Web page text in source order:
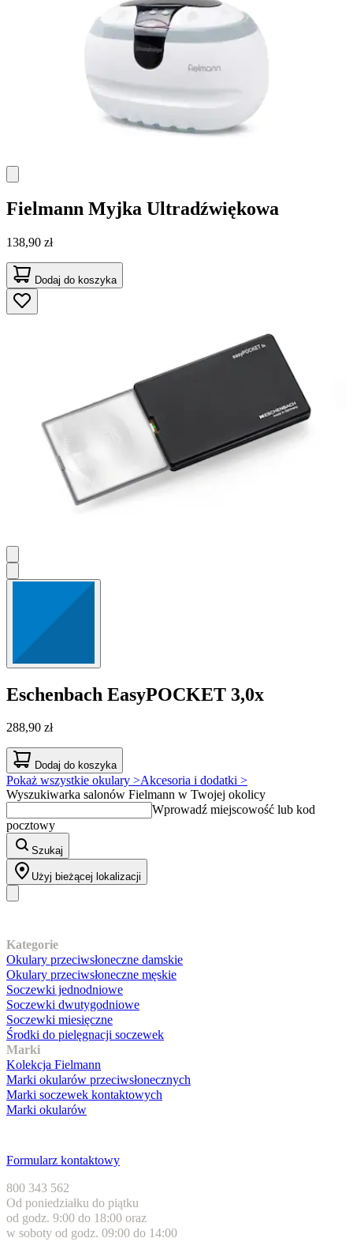
Fielmann Myjka Ultradźwiękowa
138,90 zł
Dodaj do koszyka
Eschenbach EasyPOCKET 3,0x
288,90 zł
Dodaj do koszyka
Pokaż wszystkie okulary >Akcesoria i dodatki >
Wyszukiwarka salonów Fielmann w Twojej okolicy
Wprowadź miejscowość lub kod
pocztowy
Szukaj
Użyj bieżącej lokalizacji
Kategorie
Okulary przeciwsłoneczne damskie
Okulary przeciwsłoneczne męskie
Soczewki jednodniowe
Soczewki dwutygodniowe
Soczewki miesięczne
Środki do pielęgnacji soczewek
Marki
Kolekcja Fielmann
Marki okularów przeciwsłonecznych
Marki soczewek kontaktowych
Marki okularów
Formularz kontaktowy
800 343 562
Od poniedziałku do piątku
od godz. 9:00 do 18:00 oraz
w soboty od godz. 09:00 do 14:00